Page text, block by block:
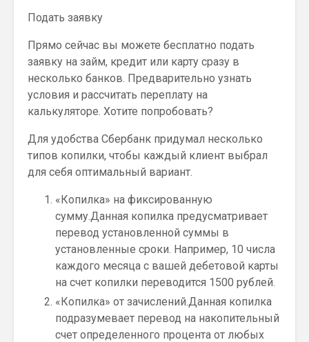
Подать заявку
Прямо сейчас вы можете бесплатно подать
заявку на займ, кредит или карту сразу в
несколько банков. Предварительно узнать
условия и рассчитать переплату на
калькуляторе. Хотите попробовать?
Для удобства Сбербанк придумал несколько
типов копилки, чтобы каждый клиент выбрал
для себя оптимальный вариант.
«Копилка» на фиксированную
сумму.Данная копилка предусматривает
перевод установленной суммы в
установленные сроки. Например, 10 числа
каждого месяца с вашей дебетовой карты
на счет копилки переводится 1500 рублей.
«Копилка» от зачислений.Данная копилка
подразумевает перевод на накопительный
счет определенного процента от любых